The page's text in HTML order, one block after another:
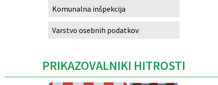
Komunalna inšpekcija
Varstvo osebnih podatkov
PRIKAZOVALNIKI HITROSTI